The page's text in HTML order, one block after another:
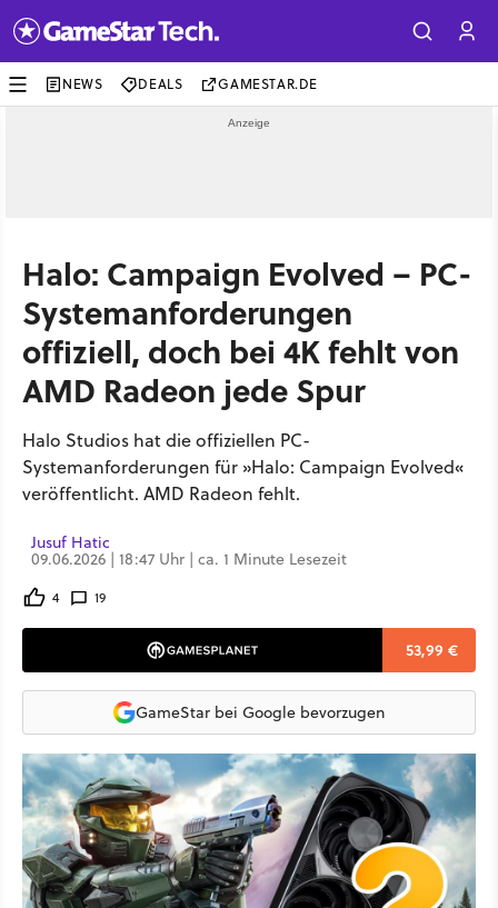
NEWS DEALS GAMESTAR.DE
Halo: Campaign Evolved – PC-
Systemanforderungen
offiziell, doch bei 4K fehlt von
AMD Radeon jede Spur
Halo Studios hat die offiziellen PC-
Systemanforderungen für »Halo: Campaign Evolved«
veröffentlicht. AMD Radeon fehlt.
Jusuf Hatic
09.06.2026 | 18:47 Uhr | ca. 1 Minute Lesezeit
4 19
53,99 €
GameStar bei Google bevorzugen